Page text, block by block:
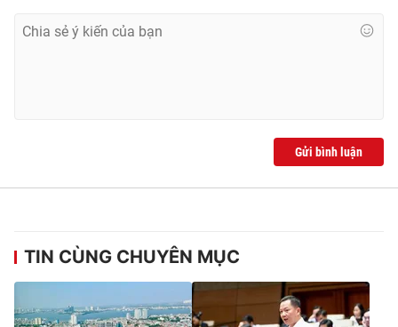
Gửi bình luận
TIN CÙNG CHUYÊN MỤC